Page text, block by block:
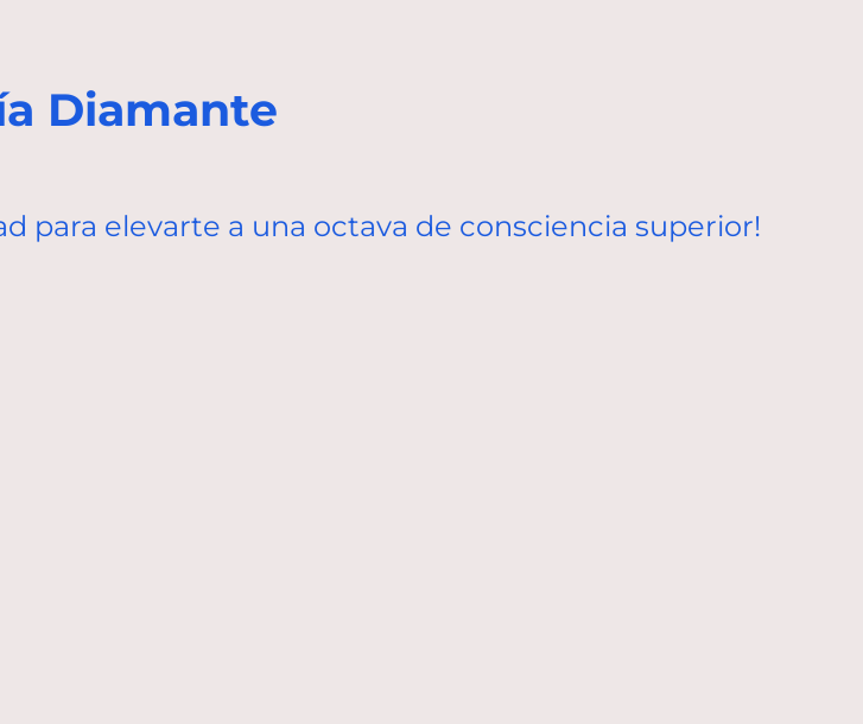
Diamante
para elevarte a una octava de consciencia superior!